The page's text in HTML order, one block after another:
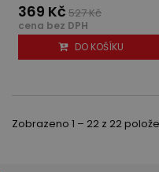
369 Kč 527 Kč
cena bez DPH
DO KOŠÍKU
Zobrazeno 1 – 22 z 22